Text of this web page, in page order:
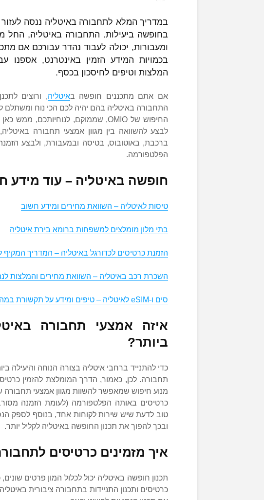
במדריך המלא לתחבורה באיטליה ננסה
בחופשה ביעילות. התחבורה באיטליה, החל
ומעבורות, יכולה לעבוד נהדר עבורכם אם
בכמויות המידע הזמין באינטרנט, אספנו
המלצות וטיפים לחיסכון בכסף.
אם אתם מתכננים חופשה באיטליה, ורוצים
התחבורה באיטליה בהם יהיה לכם הכי נוח ומשתלם
לבצע להשוואה בין מגוון אמצעי תחבורה
ברכבת, באוטובוס, בטיסה ובמעבורת, ולבצע
הפלטפורמה.
חופשה באיטליה – עוד מידע
טיסות לאיטליה – השוואת מחירים ומידע חשוב
בתי מלון מומלצים למשפחות ברומא בירת איטליה
הזמנת כרטיסים לכדורגל באיטליה – המדריך המקיף
השכרת רכב באיטליה – השוואת מחירים והמלצות
סים ו-eSIM לאיטליה – טיפים ומידע על תקשורת במהלך החופשה
איזה אמצעי תחבורה
ביותר?
כדי להתנייד ברחבי איטליה בצורה הנוחה והיעילה
מנוע חיפוש שמאפשר להשוות מגוון אמצעי תחבורה
כרטיסים באותה הפלטפורמה (לעומת הזמנה
טוב לדעת שיש שירות לקוחות אחד, בנוסף לספק
ובכך להפוך את תכנון החופשה באיטליה לקליל יותר.
איך מזמינים כרטיסים
תכנון חופשה באיטליה יכול לכלול המון פרטים